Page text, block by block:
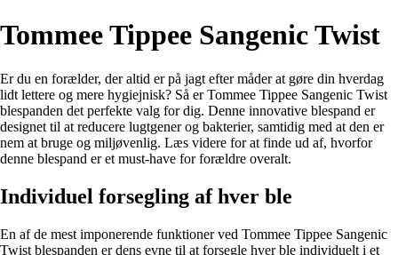
Tommee Tippee Sangenic Twist
Er du en forælder, der altid er på jagt efter måder at gøre din hverdag
lidt lettere og mere hygiejnisk? Så er Tommee Tippee Sangenic Twist
blespanden det perfekte valg for dig. Denne innovative blespand er
designet til at reducere lugtgener og bakterier, samtidig med at den er
nem at bruge og miljøvenlig. Læs videre for at finde ud af, hvorfor
denne blespand er et must-have for forældre overalt.
Individuel forsegling af hver ble
En af de mest imponerende funktioner ved Tommee Tippee Sangenic
Twist blespanden er dens evne til at forsegle hver ble individuelt i et